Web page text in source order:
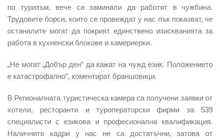
по туризъм, вече са заминали да работят в чужбина.
Трудовите борси, които се провеждат у нас пък показват, че
останалите могат да покрият единствено изискванията за
работа в кухненски блокове и камериерки.
„Не могат „Добър ден” да кажат на чужд език. Положението
е катастрофално”, коментират браншовици.
В Регионалната туристическа камера са получени заявки от
хотели, ресторанти и туроператорски фирми за 539
специалисти с езикова и професионална квалификация.
Наличните кадри у нас не са достатъчни, затова от